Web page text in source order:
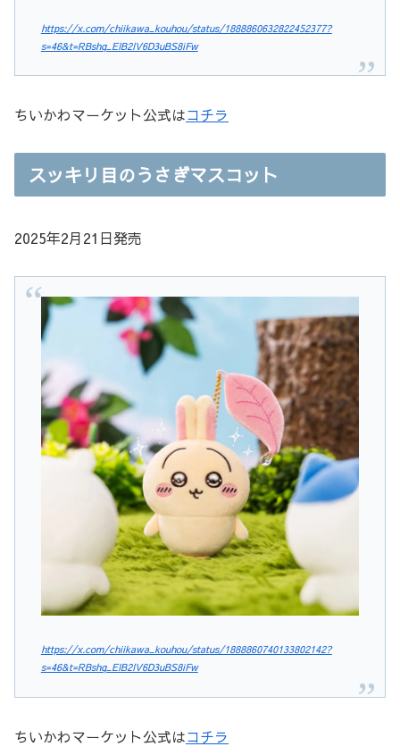
https://x.com/chiikawa_kouhou/status/1888860632822452377?
s=46&t=RBshq_EIB2IV6D3uBS8iFw
ちいかわマーケット公式はコチラ
スッキリ目のうさぎマスコット
2025年2月21日発売
https://x.com/chiikawa_kouhou/status/1888860740133802142?
s=46&t=RBshq_EIB2IV6D3uBS8iFw
ちいかわマーケット公式はコチラ